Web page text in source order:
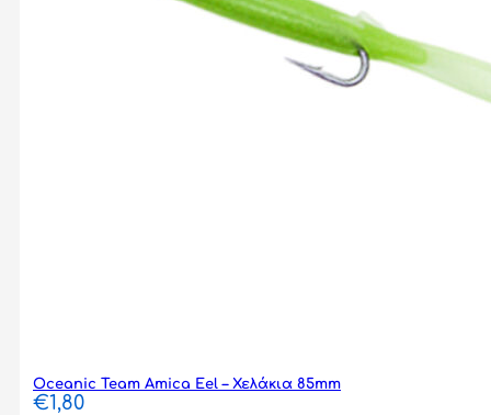
Oceanic Team Amica Eel – Χελάκια 85mm
€1,80